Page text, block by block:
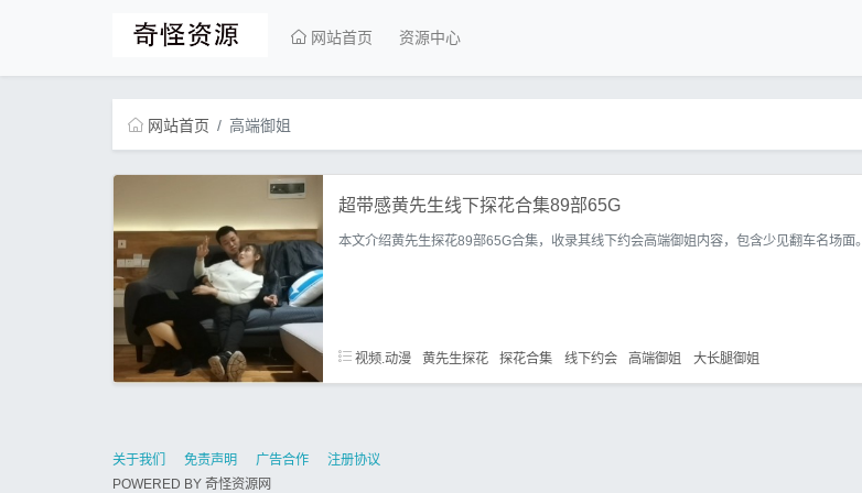
网站首页 资源中心
网站首页 高端御姐
超带感黄先生线下探花合集89部65G
本文介绍黄先生探花89部65G合集，收录其线下约会高端御姐内容，包含少见翻车名场面。
视频.动漫 黄先生探花 探花合集 线下约会 高端御姐 大长腿御姐
关于我们 免责声明 广告合作
注册协议
POWERED BY 奇怪资源网